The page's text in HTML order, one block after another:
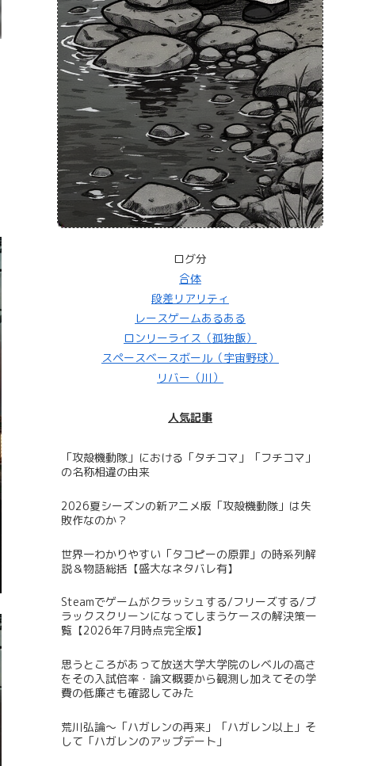
ログ分
合体
段差リアリティ
レースゲームあるある
ロンリーライス（孤独飯）
スペースベースボール（宇宙野球）
リバー（川）
人気記事
「攻殻機動隊」における「タチコマ」「フチコマ」
の名称相違の由来
2026夏シーズンの新アニメ版「攻殻機動隊」は失
敗作なのか？
世界一わかりやすい「タコピーの原罪」の時系列解
説＆物語総括【盛大なネタバレ有】
Steamでゲームがクラッシュする/フリーズする/ブ
ラックスクリーンになってしまうケースの解決策一
覧【2026年7月時点完全版】
思うところがあって放送大学大学院のレベルの高さ
をその入試倍率・論文概要から観測し加えてその学
費の低廉さも確認してみた
荒川弘論～「ハガレンの再来」「ハガレン以上」そ
して「ハガレンのアップデート」